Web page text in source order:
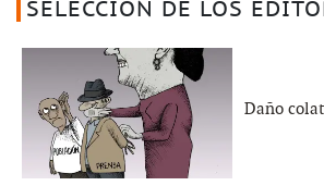
SELECCIÓN DE LOS
Daño